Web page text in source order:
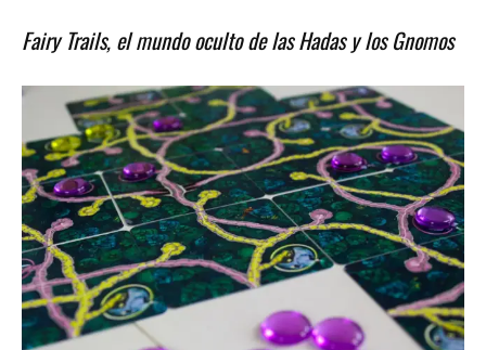
Fairy Trails, el mundo oculto de las Hadas y los Gnomos